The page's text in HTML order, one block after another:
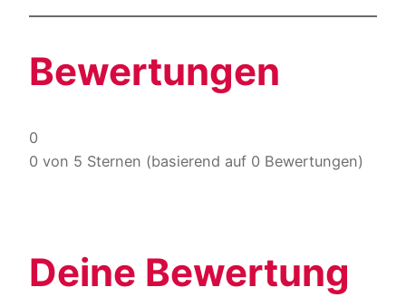
Bewertungen
0
0 von 5 Sternen (basierend auf 0 Bewertungen)
Deine Bewertung